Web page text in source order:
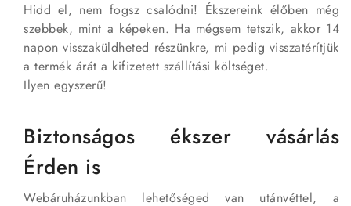
Hidd el, nem fogsz csalódni! Ékszereink élőben még
szebbek, mint a képeken. Ha mégsem tetszik, akkor 14
napon visszaküldheted részünkre, mi pedig visszatérítjük
a termék árát a kifizetett szállítási költséget.
Ilyen egyszerű!
Biztonságos ékszer vásárlás
Érden is
Webáruházunkban lehetőséged van utánvéttel, a